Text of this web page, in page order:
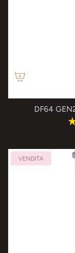
DF64
VENDITA